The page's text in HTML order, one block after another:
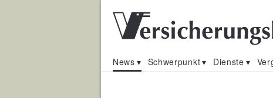
News Schwerpunkt Dienste